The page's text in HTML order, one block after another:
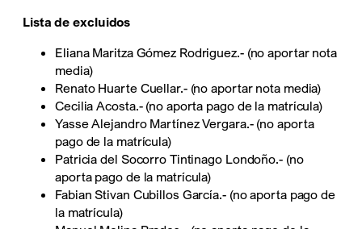
Lista de excluidos
Eliana Maritza Gómez Rodriguez.- (no aportar nota
media)
Renato Huarte Cuellar.- (no aportar nota media)
Cecilia Acosta.- (no aporta pago de la matrícula)
Yasse Alejandro Martínez Vergara.- (no aporta
pago de la matrícula)
Patricia del Socorro Tintinago Londoño.- (no
aporta pago de la matrícula)
Fabian Stivan Cubillos García.- (no aporta pago de
la matrícula)